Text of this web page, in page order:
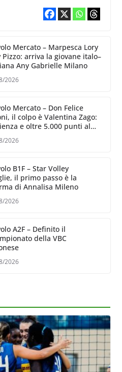
Mercato – Marpesca Lory
Pizzo: arriva la giovane italo–
Any Gabrielle Milano
2026
Mercato – Don Felice
il colpo è Valentina Zago:
e oltre 5.000 punti al
2026
B1F – Star Volley
il primo passo è la
di Annalisa Mileno
2026
A2F – Definito il
della VBC
2026